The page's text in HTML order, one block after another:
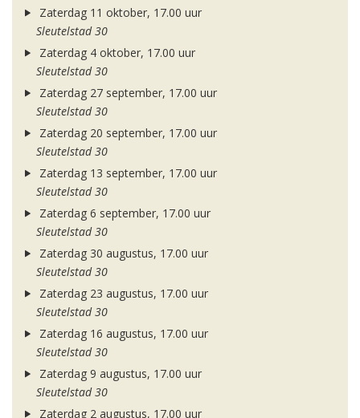
Zaterdag 11 oktober, 17.00 uur
Sleutelstad 30
Zaterdag 4 oktober, 17.00 uur
Sleutelstad 30
Zaterdag 27 september, 17.00 uur
Sleutelstad 30
Zaterdag 20 september, 17.00 uur
Sleutelstad 30
Zaterdag 13 september, 17.00 uur
Sleutelstad 30
Zaterdag 6 september, 17.00 uur
Sleutelstad 30
Zaterdag 30 augustus, 17.00 uur
Sleutelstad 30
Zaterdag 23 augustus, 17.00 uur
Sleutelstad 30
Zaterdag 16 augustus, 17.00 uur
Sleutelstad 30
Zaterdag 9 augustus, 17.00 uur
Sleutelstad 30
Zaterdag 2 augustus, 17.00 uur